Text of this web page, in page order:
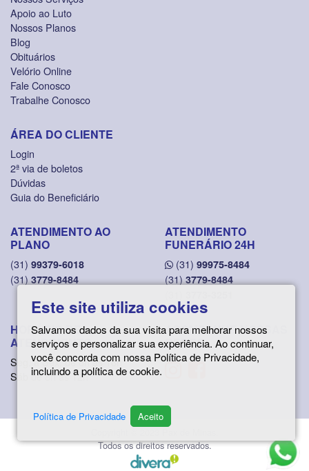
Este site utiliza cookies
Salvamos dados da sua visita para melhorar nossos
serviços e personalizar sua experiência. Ao continuar,
você concorda com nossa Política de Privacidade,
incluindo a política de cookie.
Política de Privacidade Aceito
Apoio ao Luto
Nossos Planos
Blog
Obituários
Velório Online
Fale Conosco
Trabalhe Conosco
ÁREA DO CLIENTE
Login
2ª via de boletos
Dúvidas
Guia do Beneficiário
ATENDIMENTO AO
PLANO
(31) 99379-6018
(31) 3779-8484
ATENDIMENTO
FUNERÁRIO 24H
(31) 99975-8484
(31) 3779-8484
HORÁRIO DE
ATENDIMENTO
Seg. a Sex. de 8h às 18h
Sáb de 8h às 12h
ACOMPANHE NOSSAS
REDES
Todos os direitos reservados.